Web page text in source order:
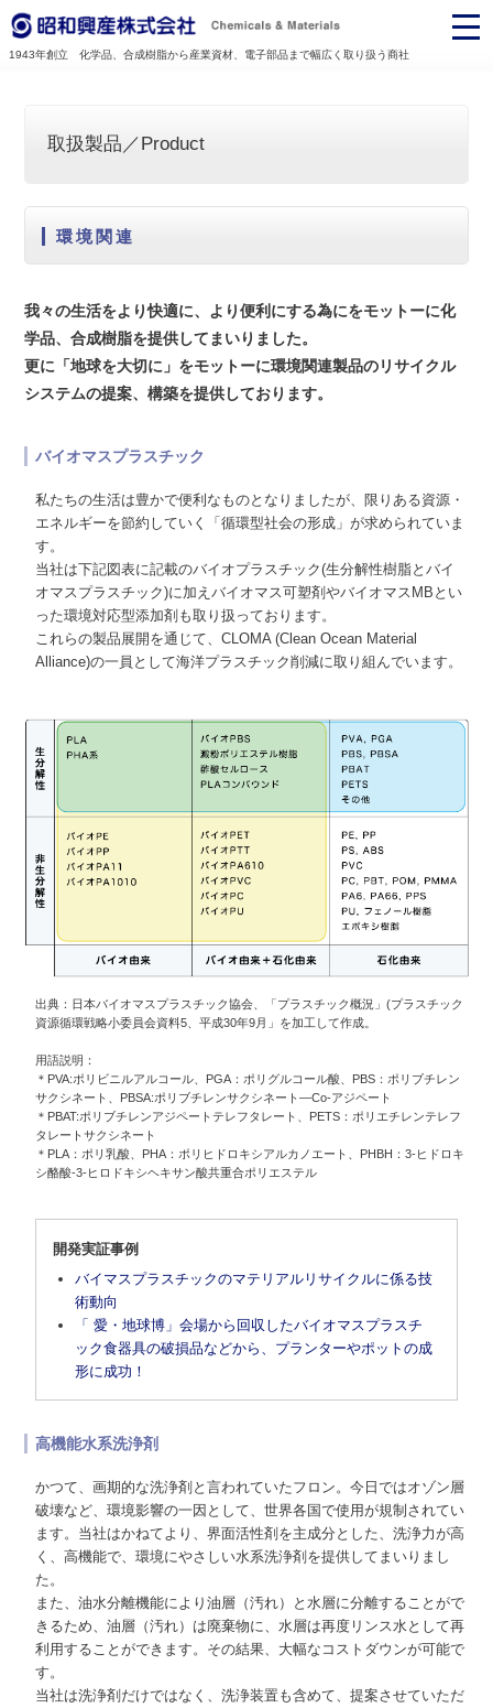
1943年創立 化学品、合成樹脂から産業資材、電子部品まで幅広く取り扱う商社
取扱製品／Product
環境関連
我々の生活をより快適に、より便利にする為にをモットーに化
学品、合成樹脂を提供してまいりました。
更に「地球を大切に」をモットーに環境関連製品のリサイクル
システムの提案、構築を提供しております。
バイオマスプラスチック
私たちの生活は豊かで便利なものとなりましたが、限りある資源・
エネルギーを節約していく「循環型社会の形成」が求められていま
す。
当社は下記図表に記載のバイオプラスチック(生分解性樹脂とバイ
オマスプラスチック)に加えバイオマス可塑剤やバイオマスMBとい
った環境対応型添加剤も取り扱っております。
これらの製品展開を通じて、CLOMA (Clean Ocean Material
Alliance)の一員として海洋プラスチック削減に取り組んでいます。
出典：日本バイオマスプラスチック協会、「プラスチック概況」(プラスチック
資源循環戦略小委員会資料5、平成30年9月」を加工して作成。
用語説明：
＊PVA:ポリビニルアルコール、PGA：ポリグルコール酸、PBS：ポリブチレン
サクシネート、PBSA:ポリブチレンサクシネート―Co-アジペート
＊PBAT:ポリブチレンアジペートテレフタレート、PETS：ポリエチレンテレフ
タレートサクシネート
＊PLA：ポリ乳酸、PHA：ポリヒドロキシアルカノエート、PHBH：3-ヒドロキ
シ酪酸‐3‐ヒロドキシヘキサン酸共重合ポリエステル
開発実証事例
バイマスプラスチックのマテリアルリサイクルに係る技
術動向
「 愛・地球博」会場から回収したバイオマスプラスチ
ック食器具の破損品などから、プランターやポットの成
形に成功！
高機能水系洗浄剤
かつて、画期的な洗浄剤と言われていたフロン。今日ではオゾン層
破壊など、環境影響の一因として、世界各国で使用が規制されてい
ます。当社はかねてより、界面活性剤を主成分とした、洗浄力が高
く、高機能で、環境にやさしい水系洗浄剤を提供してまいりまし
た。
また、油水分離機能により油層（汚れ）と水層に分離することがで
きるため、油層（汚れ）は廃棄物に、水層は再度リンス水として再
利用することができます。その結果、大幅なコストダウンが可能で
す。
当社は洗浄剤だけではなく、洗浄装置も含めて、提案させていただ